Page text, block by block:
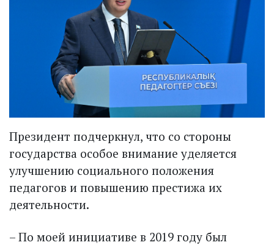
Президент подчеркнул, что со стороны
государства особое внимание уделяется
улучшению социального положения
педагогов и повышению престижа их
деятельности.
– По моей инициативе в 2019 году был